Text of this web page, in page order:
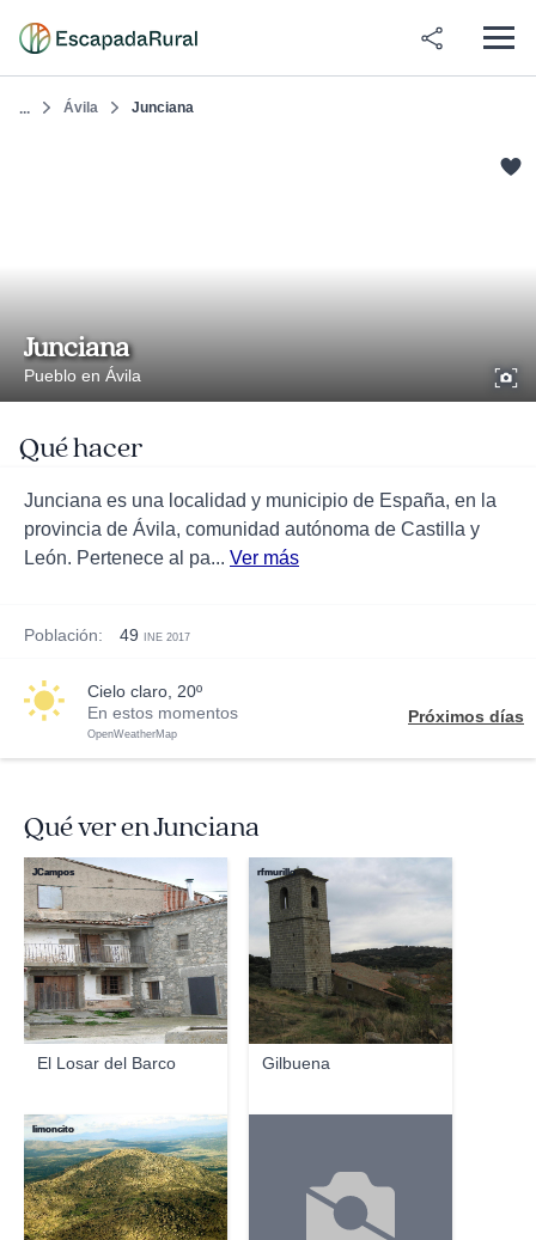
... Ávila Junciana
Junciana
Pueblo en Ávila
Qué hacer
Junciana es una localidad y municipio de España, en la
provincia de Ávila, comunidad autónoma de Castilla y
León. Pertenece al pa... Ver más
Población: 49 INE 2017
cielo claro, 20º
En estos momentos
OpenWeatherMap
Próximos días
Qué ver en Junciana
El Losar del Barco
JCampos
Gilbuena
rfmurillo
limoncito